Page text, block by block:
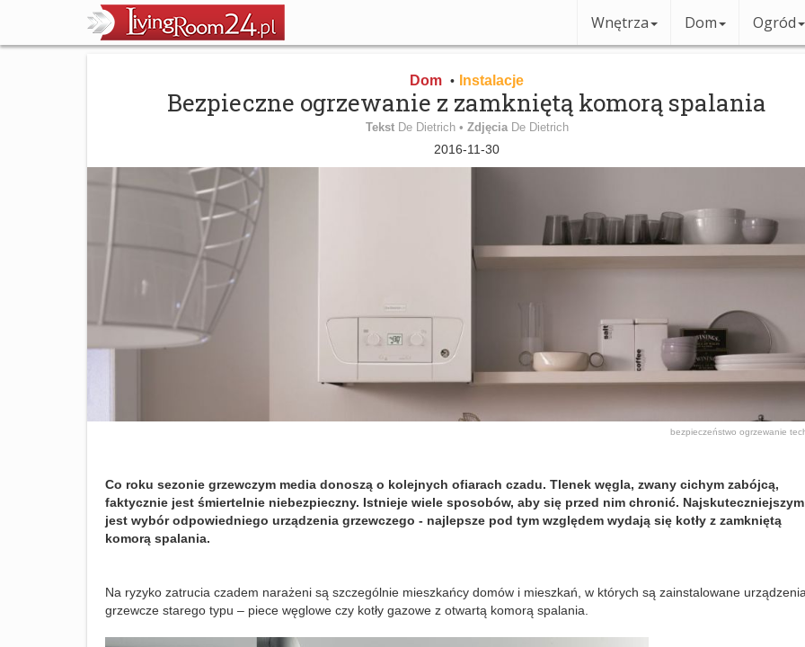
Wnętrza Dom Ogród
Dom • Instalacje
Bezpieczne ogrzewanie z zamkniętą komorą spalania
Tekst De Dietrich • Zdjęcia De Dietrich
2016-11-30
bezpieczeństwo ogrzewanie
Co roku sezonie grzewczym media donoszą o kolejnych ofiarach czadu. Tlenek węgla, zwany cichym zabójcą,
faktycznie jest śmiertelnie niebezpieczny. Istnieje wiele sposobów, aby się przed nim chronić. Najskuteczniejszym
jest wybór odpowiedniego urządzenia grzewczego - najlepsze pod tym względem wydają się kotły z zamkniętą
komorą spalania.
Na ryzyko zatrucia czadem narażeni są szczególnie mieszkańcy domów i mieszkań, w których są zainstalowane
grzewcze starego typu – piece węglowe czy kotły gazowe z otwartą komorą spalania.